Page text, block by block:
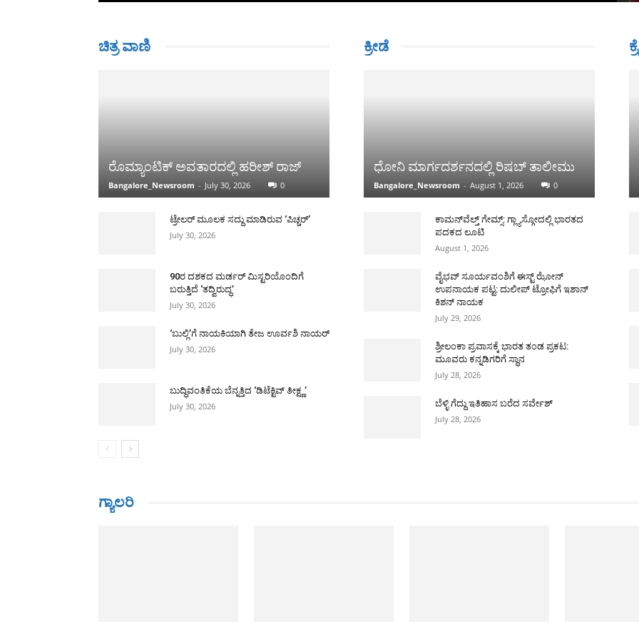
ಚಿತ್ರ ವಾಣಿ
ರೊಮ್ಯಾಂಟಿಕ್ ಅವತಾರದಲ್ಲಿ ಹರೀಶ್ ರಾಜ್
Bangalore_Newsroom - July 30, 2026 0
ಟ್ರೇಲರ್ ಮೂಲಕ ಸದ್ದು ಮಾಡಿರುವ ‘ಪಿಚ್ಚರ್’
July 30, 2026
90ರ ದಶಕದ ಮರ್ಡರ್ ಮಿಸ್ಟರಿಯೊಂದಿಗೆ
ಬರುತ್ತಿದೆ ‘ತದ್ವಿರುದ್ಧ’
July 30, 2026
‘ಬುಲ್ಲಿ’ಗೆ ನಾಯಕಿಯಾಗಿ ತೇಜ ಊರ್ವಶಿ ನಾಯರ್
July 30, 2026
ಬುದ್ಧಿವಂತಿಕೆಯ ಬೆನ್ನತ್ತಿದ ‘ಡಿಟೆಕ್ಟಿವ್ ತೀಕ್ಷ್ಣ’
July 30, 2026
ಕ್ರೀಡೆ
ಧೋನಿ ಮಾರ್ಗದರ್ಶನದಲ್ಲಿ ರಿಷಬ್ ತಾಲೀಮು
Bangalore_Newsroom - August 1, 2026 0
ಕಾಮನ್‌ವೆಲ್ತ್ ಗೇಮ್ಸ್: ಗ್ಲ್ಯಾಸ್ಗೋದಲ್ಲಿ ಭಾರತದ
ಪದಕದ ಲೂಟಿ
August 1, 2026
ವೈಭವ್ ಸೂರ್ಯವಂಶಿಗೆ ಈಸ್ಟ್ ಝೋನ್
ಉಪನಾಯಕ ಪಟ್ಟ: ದುಲೀಪ್ ಟ್ರೋಫಿಗೆ ಇಶಾನ್
ಕಿಶನ್ ನಾಯಕ
July 29, 2026
ಶ್ರೀಲಂಕಾ ಪ್ರವಾಸಕ್ಕೆ ಭಾರತ ತಂಡ ಪ್ರಕಟ:
ಮೂವರು ಕನ್ನಡಿಗರಿಗೆ ಸ್ಥಾನ
July 28, 2026
ಬೆಳ್ಳಿ ಗೆದ್ದು ಇತಿಹಾಸ ಬರೆದ ಸರ್ವೇಶ್
July 28, 2026
ಗ್ಯಾಲರಿ